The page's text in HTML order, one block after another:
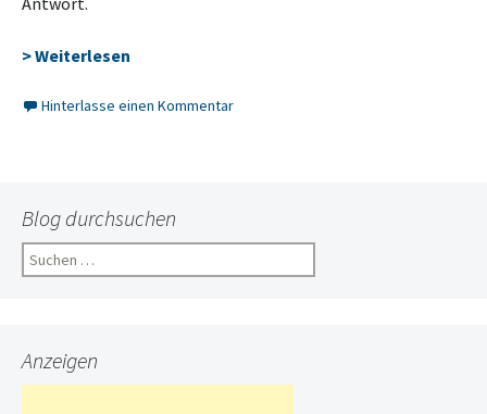
> Weiterlesen
Hinterlasse einen Kommentar
Blog durchsuchen
Suchen
nach:
Anzeigen